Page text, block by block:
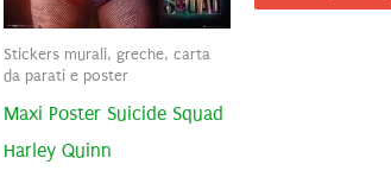
Stickers murali, greche, carta
da parati e poster
Maxi Poster Suicide Squad
Harley Quinn